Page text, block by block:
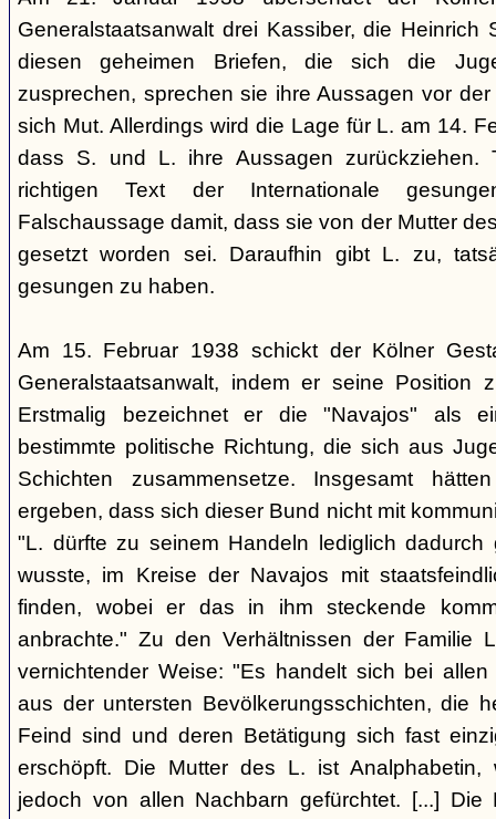
Generalstaatsanwalt drei Kassiber, die
diesen geheimen Briefen, die sich die
zusprechen, sprechen sie ihre Aussagen vor
sich Mut. Allerdings wird die Lage für L. am 14.
dass S. und L. ihre Aussagen zurückziehen.
richtigen Text der Internationale
Falschaussage damit, dass sie von der Mutter
gesetzt worden sei. Daraufhin gibt L. zu,
gesungen zu haben.
Am 15. Februar 1938 schickt der Kölner
Generalstaatsanwalt, indem er seine Position
Erstmalig bezeichnet er die "Navajos" als
bestimmte politische Richtung, die sich aus
Schichten zusammensetze. Insgesamt
ergeben, dass sich dieser Bund nicht mit
"L. dürfte zu seinem Handeln lediglich dadurch
wusste, im Kreise der Navajos mit
finden, wobei er das in ihm steckende
anbrachte." Zu den Verhältnissen der Familie
vernichtender Weise: "Es handelt sich bei
aus der untersten Bevölkerungsschichten, die
Feind sind und deren Betätigung sich fast
erschöpft. Die Mutter des L. ist Analphabetin,
jedoch von allen Nachbarn gefürchtet. [...] Die